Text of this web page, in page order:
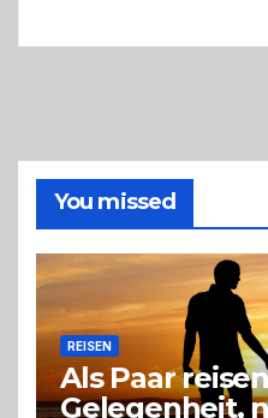
You missed
REISEN
Als Paar
Gelegenheit,